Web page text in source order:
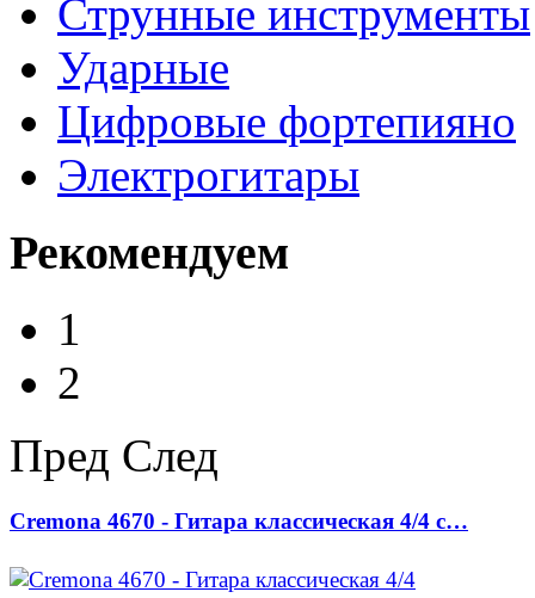
Струнные инструменты
Ударные
Цифровые фортепияно
Электрогитары
Рекомендуем
1
2
Пред След
Cremona 4670 - Гитара классическая 4/4 с…